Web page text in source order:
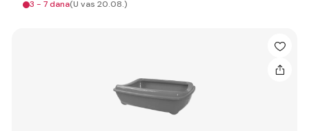
3 - 7 dana(U vas 20.08.)